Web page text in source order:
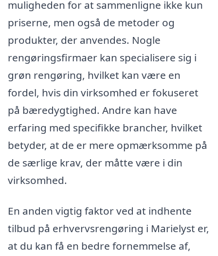
muligheden for at sammenligne ikke kun
priserne, men også de metoder og
produkter, der anvendes. Nogle
rengøringsfirmaer kan specialisere sig i
grøn rengøring, hvilket kan være en
fordel, hvis din virksomhed er fokuseret
på bæredygtighed. Andre kan have
erfaring med specifikke brancher, hvilket
betyder, at de er mere opmærksomme på
de særlige krav, der måtte være i din
virksomhed.
En anden vigtig faktor ved at indhente
tilbud på erhvervsrengøring i Marielyst er,
at du kan få en bedre fornemmelse af,